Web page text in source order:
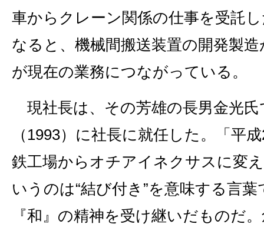
車からクレーン関係の仕事を受託
なると、機械間搬送装置の開発製
が現在の業務につながっている。
現社長は、その芳雄の長男金光氏
（1993）に社長に就任した。「平
鉄工場からオチアイネクサスに変
いうのは“結び付き”を意味する言
『和』の精神を受け継いだものだ